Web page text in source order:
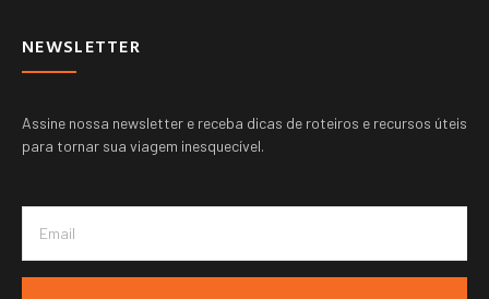
NEWSLETTER
Assine nossa newsletter e receba dicas de roteiros e recursos úteis
para tornar sua viagem inesquecível.